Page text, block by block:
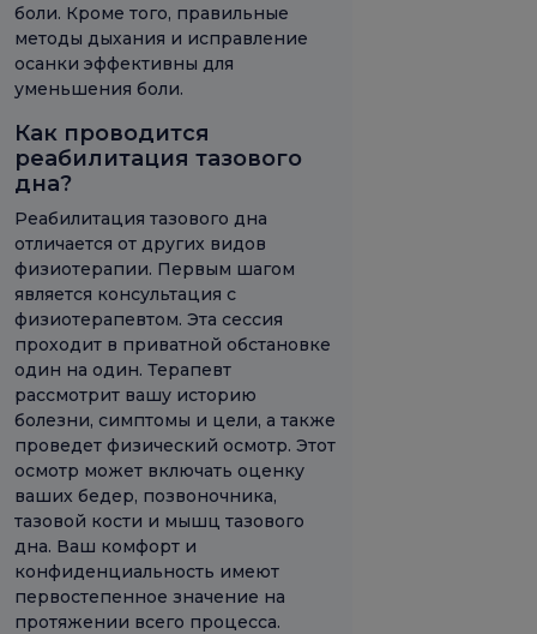
боли. Кроме того, правильные
методы дыхания и исправление
осанки эффективны для
уменьшения боли.
Как проводится
реабилитация тазового
дна?
Реабилитация тазового дна
отличается от других видов
физиотерапии. Первым шагом
является консультация с
физиотерапевтом. Эта сессия
проходит в приватной обстановке
один на один. Терапевт
рассмотрит вашу историю
болезни, симптомы и цели, а также
проведет физический осмотр. Этот
осмотр может включать оценку
ваших бедер, позвоночника,
тазовой кости и мышц тазового
дна. Ваш комфорт и
конфиденциальность имеют
первостепенное значение на
протяжении всего процесса.